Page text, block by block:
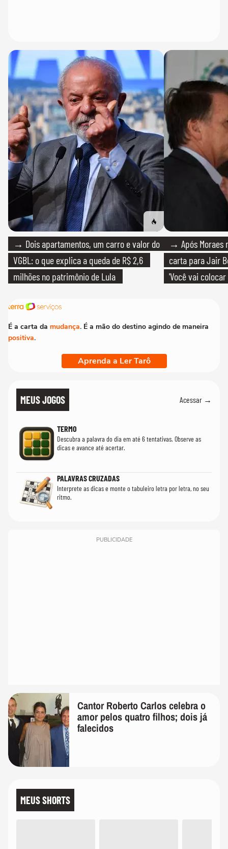
→ Dois apartamentos, um carro e valor do
VGBL: o que explica a queda de R$ 2,6
milhões no patrimônio de Lula
→ Após Moraes
carta para Jair
'Você vai
É a carta da mudança. É a mão do destino agindo de maneira
positiva.
Aprenda a Ler Tarô
MEUS JOGOS Acessar →
TERMO
Descubra a palavra do dia em até 6 tentativas. Observe as
dicas e avance até acertar.
PALAVRAS CRUZADAS
Interprete as dicas e monte o tabuleiro letra por letra, no seu
ritmo.
PUBLICIDADE
Cantor Roberto Carlos celebra o
amor pelos quatro filhos; dois já
falecidos
MEUS SHORTS